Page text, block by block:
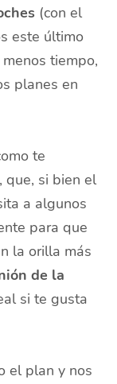
(con el
este último
tiempo,
planes en
te
que, si bien el
a algunos
para que
la orilla más
de la
si te gusta
el plan y nos